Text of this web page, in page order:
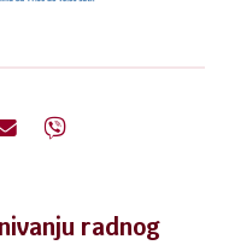
radnog